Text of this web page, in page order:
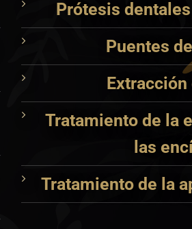
Prótesis
Puentes
Extracción
Tratamiento de la
las
Tratamiento de la